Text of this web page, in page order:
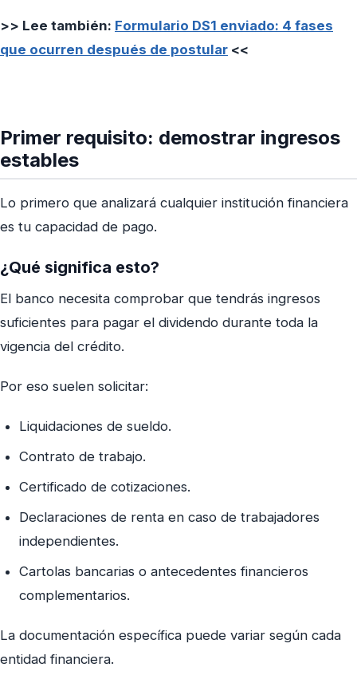
>> Lee también: Formulario DS1 enviado: 4 fases
que ocurren después de postular <<
Primer requisito: demostrar ingresos
estables
Lo primero que analizará cualquier institución financiera
es tu capacidad de pago.
¿Qué significa esto?
El banco necesita comprobar que tendrás ingresos
suficientes para pagar el dividendo durante toda la
vigencia del crédito.
Por eso suelen solicitar:
Liquidaciones de sueldo.
Contrato de trabajo.
Certificado de cotizaciones.
Declaraciones de renta en caso de trabajadores
independientes.
Cartolas bancarias o antecedentes financieros
complementarios.
La documentación específica puede variar según cada
entidad financiera.